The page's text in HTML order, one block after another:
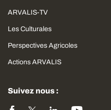
ARVALIS-TV
Les Culturales
Perspectives Agricoles
Actions ARVALIS
Suivez nous :